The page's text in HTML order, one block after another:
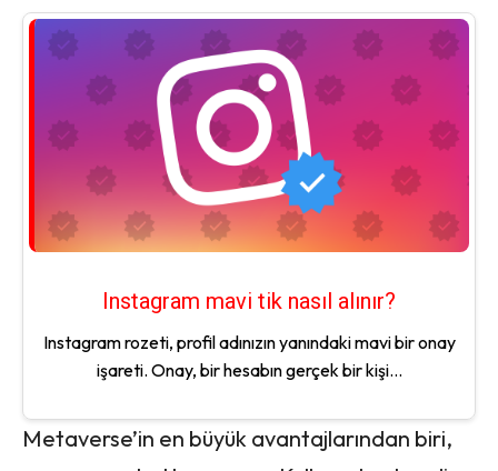
Instagram mavi tik nasıl alınır?
Instagram rozeti, profil adınızın yanındaki mavi bir onay
işareti. Onay, bir hesabın gerçek bir kişi...
Metaverse’in en büyük avantajlarından biri,